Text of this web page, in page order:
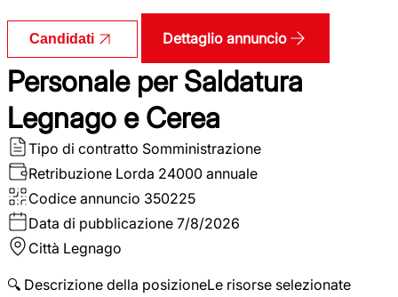
Candidati Dettaglio annuncio
Personale per Saldatura
Legnago e Cerea
Tipo di contratto Somministrazione
Retribuzione Lorda 24000 annuale
Codice annuncio 350225
Data di pubblicazione 7/8/2026
Città Legnago
🔍 Descrizione della posizioneLe risorse selezionate